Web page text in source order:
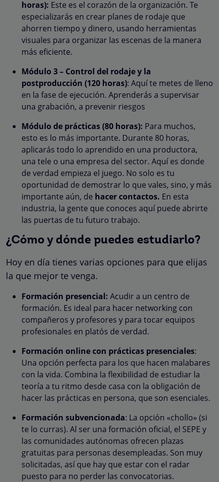
horas): Este es el corazón de la organización. Te
especializarás en crear planes de rodaje que
ahorren tiempo y dinero, usando herramientas
visuales para organizar las escenas de la manera
más eficiente.
Módulo 3 – Control del rodaje y la
postproducción (120 horas): Aquí te metes de lleno
en la fase de ejecución. Aprenderás a supervisar
una grabación, a prevenir riesgos
Módulo de prácticas (80 horas): Para muchos,
esto es lo más importante. Durante 80 horas,
aplicarás todo lo aprendido en una productora,
una tele o una empresa del sector. Aquí es donde
de verdad empieza el juego. No solo es tu
oportunidad de demostrar lo que vales, sino, y más
importante aún, de hacer contactos. En esta
industria, la gente que conoces aquí puede abrirte
las puertas de tu futuro trabajo.
¿Cómo y dónde puedes estudiarlo?
Hoy en día tienes varias opciones para que elijas
la que mejor te venga.
Formación presencial: Acudir a un centro de
formación. Es ideal para hacer networking con
compañeros y profesores y para tocar equipos
profesionales en platós de verdad.
Formación online con prácticas presenciales:
Una opción perfecta para los que hacen malabares
con la vida. Combina la flexibilidad de estudiar la
teoría a tu ritmo desde casa con la obligación de
hacer las prácticas en persona, que son esenciales.
Formación subvencionada: La opción «chollo» (si
te lo curras). Al ser una formación oficial, el SEPE y
las comunidades autónomas ofrecen plazas
gratuitas para personas desempleadas. Son muy
solicitadas, así que hay que estar con el radar
puesto para no perder las convocatorias.